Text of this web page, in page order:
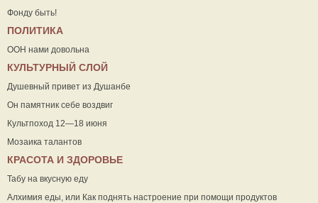
Фонду быть!
ПОЛИТИКА
ООН нами довольна
КУЛЬТУРНЫЙ СЛОЙ
Душевный привет из Душанбе
Он памятник себе воздвиг
Культпоход 12—18 июня
Мозаика талантов
КРАСОТА И ЗДОРОВЬЕ
Табу на вкусную еду
Алхимия еды, или Как поднять настроение при помощи продуктов